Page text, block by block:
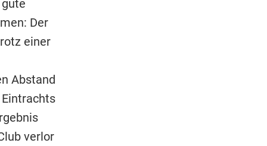
Der
einer
Abstand
verlor